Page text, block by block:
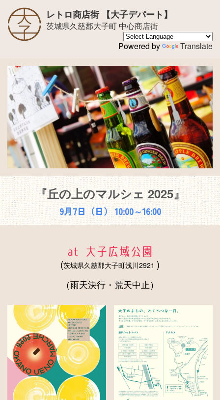
レトロ商店街 【大子デパート】
茨城県久慈郡大子町 中心商店街
Powered by
Translate
『丘の上のマルシェ 2025』
9月7日（日） 10:00～16:00
at 大子広域公園
(茨城県久慈郡大子町浅川2921 )
（雨天決行・荒天中止）